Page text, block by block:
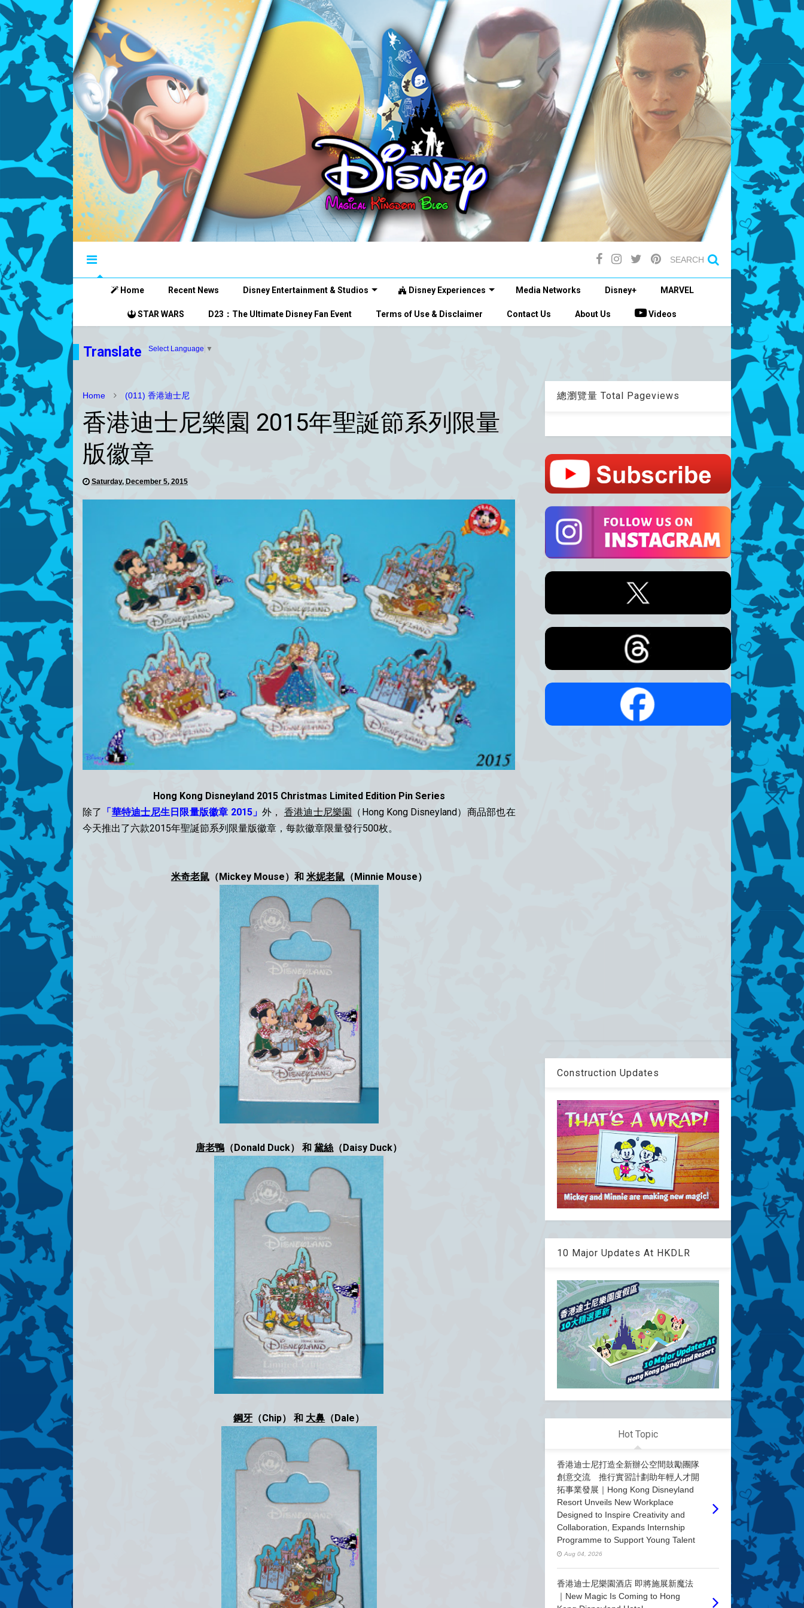
SEARCH
Home Recent News Disney Entertainment & Studios Disney Experiences Media Networks Disney+ MARVEL
STAR WARS D23：The Ultimate Disney Fan Event Terms of Use & Disclaimer Contact Us About Us Videos
Translate Select Language ▼
Home (011) 香港迪士尼
香港迪士尼樂園 2015年聖誕節系列限量
版徽章
Saturday, December 5, 2015
Hong Kong Disneyland 2015 Christmas Limited Edition Pin Series
除了 「 華特迪士尼生日限量版徽章 2015」外， 香港迪士尼樂園
（Hong Kong Disneyland）商品部也在
今天推出了六款2015年聖誕節系列限量版徽章，每款徽章限量發行500枚。
米奇老鼠（Mickey Mouse）和 米妮老鼠（Minnie Mouse）
唐老鴨 （Donald Duck） 和黛絲 （Daisy Duck）
鋼牙 （Chip） 和 大鼻 （Dale）
總瀏覽量 Total Pageviews
Construction Updates
10 Major Updates At HKDLR
Hot Topic
香港迪士尼打造全新辦公空間鼓勵團隊
創意交流 推行實習計劃助年輕人才開
拓事業發展｜Hong Kong Disneyland
Resort Unveils New Workplace
Designed to Inspire Creativity and
Collaboration, Expands Internship
Programme to Support Young Talent
Aug 04, 2026
香港迪士尼樂園酒店 即將施展新魔法
｜New Magic Is Coming to Hong